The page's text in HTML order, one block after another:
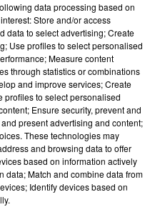
et Garonne
data processing based on
Store and/or access
data to select advertising; Create
Use profiles to select personalised
Measure content
through statistics or combinations
and improve services; Create
profiles to select personalised
Ensure security, prevent and
present advertising and content;
These technologies may
and browsing data to offer
based on information actively
data; Match and combine data from
Identify devices based on